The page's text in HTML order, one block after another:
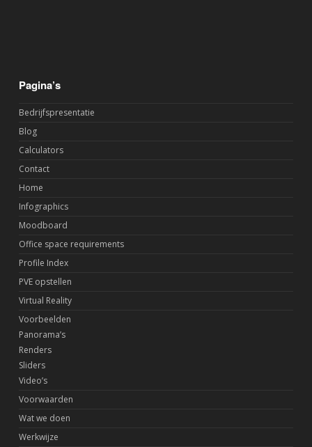
Pagina’s
Bedrijfspresentatie
Blog
Calculators
Contact
Home
Infographics
Moodboard
Office space requirements
Profile Index
PVE opstellen
Virtual Reality
Voorbeelden
Panorama’s
Renders
Sliders
Video’s
Voorwaarden
Wat we doen
Werkwijze